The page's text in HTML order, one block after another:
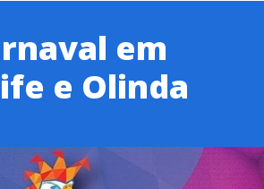
em
e Olinda